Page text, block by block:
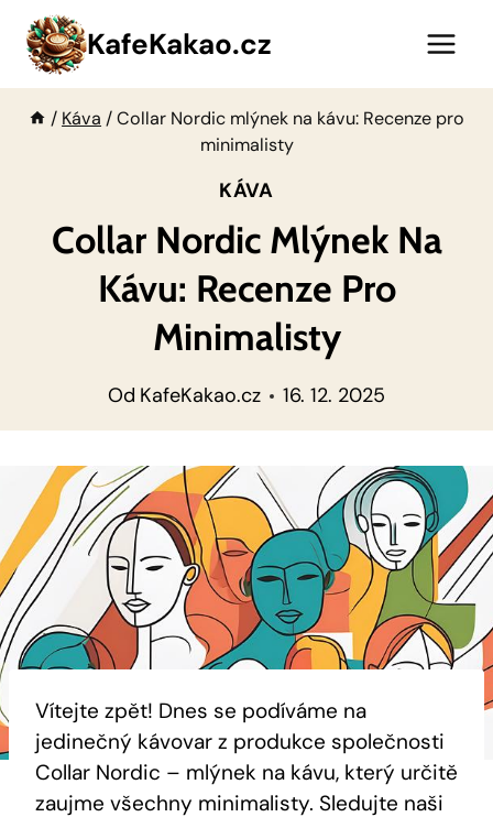
Přeskočit
obsah
KafeKakao.cz
/ Káva /Collar Nordic mlýnek na kávu: Recenze pro
minimalisty
KÁVA
Collar Nordic Mlýnek Na
Kávu: Recenze Pro
Minimalisty
Od KafeKakao.cz 16. 12. 2025
Vítejte zpět! Dnes se podíváme na
jedinečný kávovar z produkce společnosti
Collar Nordic – mlýnek na kávu, který určitě
zaujme všechny minimalisty. Sledujte naši